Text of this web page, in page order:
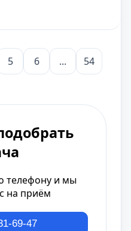
5 6 ... 54
телефону и мы
на приём
69-47